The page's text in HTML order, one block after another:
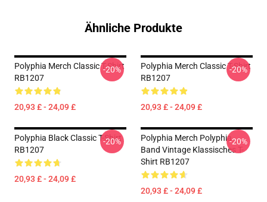
Ähnliche Produkte
Polyphia Merch Classic T-Shirt
RB1207
20,93 £ - 24,09 £
-20%
Polyphia Merch Classic T-Shirt
RB1207
20,93 £ - 24,09 £
-20%
Polyphia Black Classic T-Shirt
RB1207
20,93 £ - 24,09 £
-20%
Polyphia Merch Polyphia
Band Vintage Klassisches T-
Shirt RB1207
20,93 £ - 24,09 £
-20%